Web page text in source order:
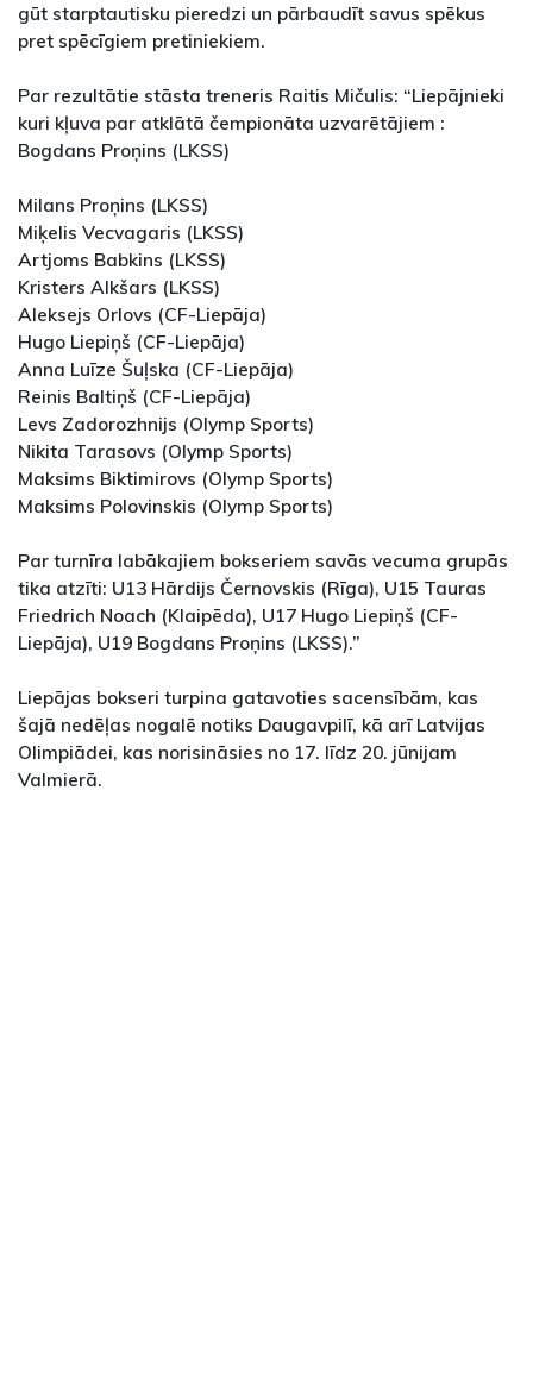
gūt starptautisku pieredzi un pārbaudīt savus spēkus
pret spēcīgiem pretiniekiem.
Par rezultātie stāsta treneris Raitis Mičulis: “Liepājnieki
kuri kļuva par atklātā čempionāta uzvarētājiem :
Bogdans Proņins (LKSS)
Milans Proņins (LKSS)
Miķelis Vecvagaris (LKSS)
Artjoms Babkins (LKSS)
Kristers Alkšars (LKSS)
Aleksejs Orlovs (CF-Liepāja)
Hugo Liepiņš (CF-Liepāja)
Anna Luīze Šuļska (CF-Liepāja)
Reinis Baltiņš (CF-Liepāja)
Levs Zadorozhnijs (Olymp Sports)
Nikita Tarasovs (Olymp Sports)
Maksims Biktimirovs (Olymp Sports)
Maksims Polovinskis (Olymp Sports)
Par turnīra labākajiem bokseriem savās vecuma grupās
tika atzīti: U13 Hārdijs Černovskis (Rīga), U15 Tauras
Friedrich Noach (Klaipēda), U17 Hugo Liepiņš (CF-
Liepāja), U19 Bogdans Proņins (LKSS).”
Liepājas bokseri turpina gatavoties sacensībām, kas
šajā nedēļas nogalē notiks Daugavpilī, kā arī Latvijas
Olimpiādei, kas norisināsies no 17. līdz 20. jūnijam
Valmierā.